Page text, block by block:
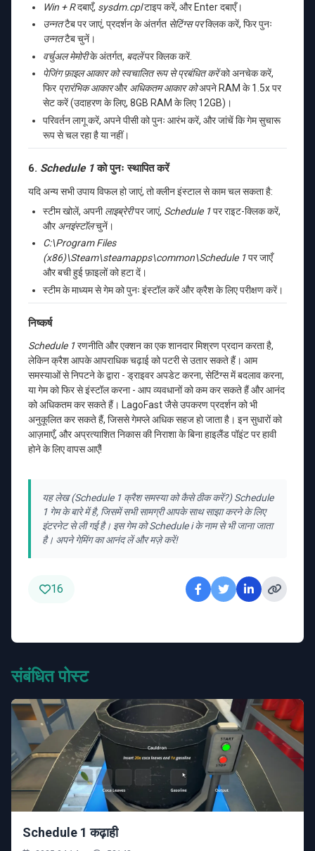
Win + Rदबाएँ, sysdm.cplटाइप करें, और Enter दबाएँ।
उन्नतटैब पर जाएं, प्रदर्शन के अंतर्गत सेटिंग्स परक्लिक करें, फिर पुनः
उन्नतटैब चुनें।
वर्चुअल मेमोरीके अंतर्गत, बदलेंपर क्लिक करें.
पेजिंग फ़ाइल आकार को स्वचालित रूप से प्रबंधित करेंको अनचेक करें,
फिरप्रारंभिक आकारऔरअधिकतम आकार कोअपने RAM के 1.5x पर
सेट करें (उदाहरण के लिए, 8GB RAM के लिए 12GB)।
परिवर्तन लागू करें, अपने पीसी को पुनः आरंभ करें, और जांचें कि गेम सुचारू
रूप से चल रहा है या नहीं।
6. Schedule 1को पुनः स्थापित करें
यदि अन्य सभी उपाय विफल हो जाएं, तो क्लीन इंस्टाल से काम चल सकता है:
स्टीम खोलें, अपनीलाइब्रेरीपर जाएं, Schedule 1पर राइट-क्लिक करें,
औरअनइंस्टॉलचुनें।
C:\Program Files
(x86)\Steam\steamapps\common\Schedule 1पर जाएँ
और बची हुई फ़ाइलों को हटा दें।
स्टीम के माध्यम से गेम को पुनः इंस्टॉल करें और क्रैश के लिए परीक्षण करें।
निष्कर्ष
Schedule 1रणनीति और एक्शन का एक शानदार मिश्रण प्रदान करता है,
लेकिन क्रैश आपके आपराधिक चढ़ाई को पटरी से उतार सकते हैं। आम
समस्याओं से निपटने के द्वारा - ड्राइवर अपडेट करना, सेटिंग्स में बदलाव करना,
या गेम को फिर से इंस्टॉल करना - आप व्यवधानों को कम कर सकते हैं और आनंद
को अधिकतम कर सकते हैं। LagoFast जैसे उपकरण प्रदर्शन को भी
अनुकूलित कर सकते हैं, जिससे गेमप्ले अधिक सहज हो जाता है। इन सुधारों को
आज़माएँ, और अप्रत्याशित निकास की निराशा के बिना हाइलैंड पॉइंट पर हावी
होने के लिए वापस आएँ!
यह लेख (Schedule 1 क्रैश समस्या को कैसे ठीक करें?) Schedule
1 गेम के बारे में है, जिसमें सभी सामग्री आपके साथ साझा करने के लिए
इंटरनेट से ली गई है। इस गेम को Schedule i के नाम से भी जाना जाता
है। अपने गेमिंग का आनंद लें और मज़े करें!
16
संबंधित पोस्ट
Schedule 1 कढ़ाही